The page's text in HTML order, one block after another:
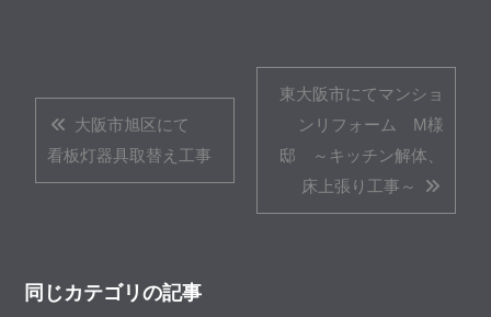
大阪市旭区にて
看板灯器具取替え工事
東大阪市にてマンショ
ンリフォーム M様
邸 ～キッチン解体、
床上張り工事～
同じカテゴリの記事